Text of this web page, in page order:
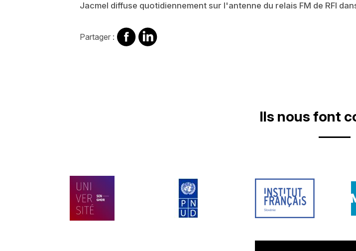
Jacmel diffuse quotidiennement sur l'antenne du relais FM de RFI
Partager : Partager
sur
Partager
sur
Ils nous font